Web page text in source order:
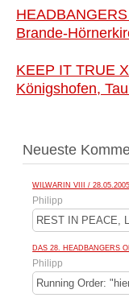
Brande-
KEEP IT TRUE
Königshofen,
Neueste
WILWARIN VIII /
Philipp
REST IN PEACE,
DAS 28. HEADBANGERS
Philipp
Running Order: